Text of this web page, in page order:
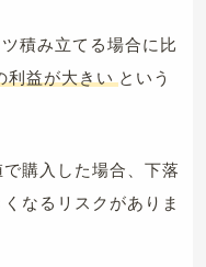
積み立てる場合に比
利益が大きい という
購入した場合、下落
なるリスクがありま